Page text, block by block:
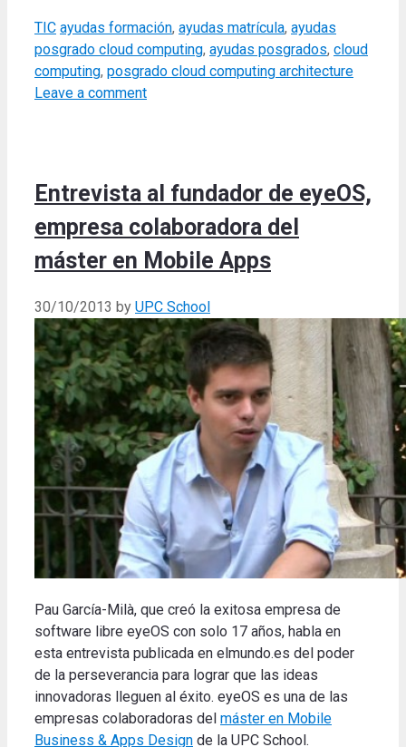
Categories
TIC Tags
ayudas formación, ayudas matrícula, ayudas
posgrado cloud computing, ayudas posgrados, cloud
computing, posgrado cloud computing architecture
Leave a comment
Entrevista al fundador de eyeOS,
empresa colaboradora del
máster en Mobile Apps
30/10/2013 by UPC School
Pau García-Milà, que creó la exitosa empresa de
software libre eyeOS con solo 17 años, habla en
esta entrevista publicada en elmundo.es del poder
de la perseverancia para lograr que las ideas
innovadoras lleguen al éxito. eyeOS es una de las
empresas colaboradoras del máster en Mobile
Business & Apps Design de la UPC School.